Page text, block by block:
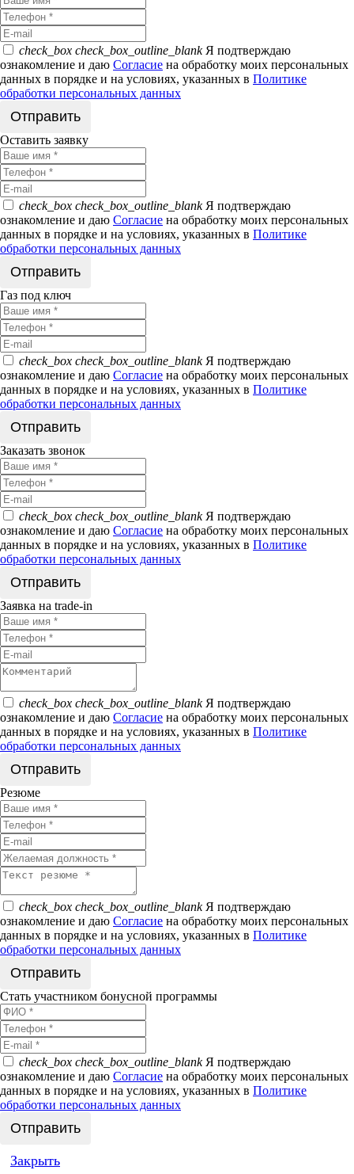
check_box check_box_outline_blankЯ подтверждаю
ознакомление и даю Согласие на обработку моих персональных
данных в порядке и на условиях, указанных в Политике
обработки персональных данных
Оставить заявку
check_box check_box_outline_blankЯ подтверждаю
ознакомление и даю Согласие на обработку моих персональных
данных в порядке и на условиях, указанных в Политике
обработки персональных данных
Газ под ключ
check_box check_box_outline_blankЯ подтверждаю
ознакомление и даю Согласие на обработку моих персональных
данных в порядке и на условиях, указанных в Политике
обработки персональных данных
Заказать звонок
check_box check_box_outline_blankЯ подтверждаю
ознакомление и даю Согласие на обработку моих персональных
данных в порядке и на условиях, указанных в Политике
обработки персональных данных
Заявка на trade-in
check_box check_box_outline_blankЯ подтверждаю
ознакомление и даю Согласие на обработку моих персональных
данных в порядке и на условиях, указанных в Политике
обработки персональных данных
Резюме
check_box check_box_outline_blankЯ подтверждаю
ознакомление и даю Согласие на обработку моих персональных
данных в порядке и на условиях, указанных в Политике
обработки персональных данных
Стать участником бонусной программы
check_box check_box_outline_blankЯ подтверждаю
ознакомление и даю Согласие на обработку моих персональных
данных в порядке и на условиях, указанных в Политике
обработки персональных данных
Закрыть